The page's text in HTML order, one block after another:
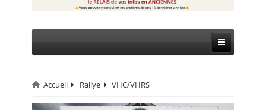
CIRCUIT
Accueil Rallye VHC/VHRS